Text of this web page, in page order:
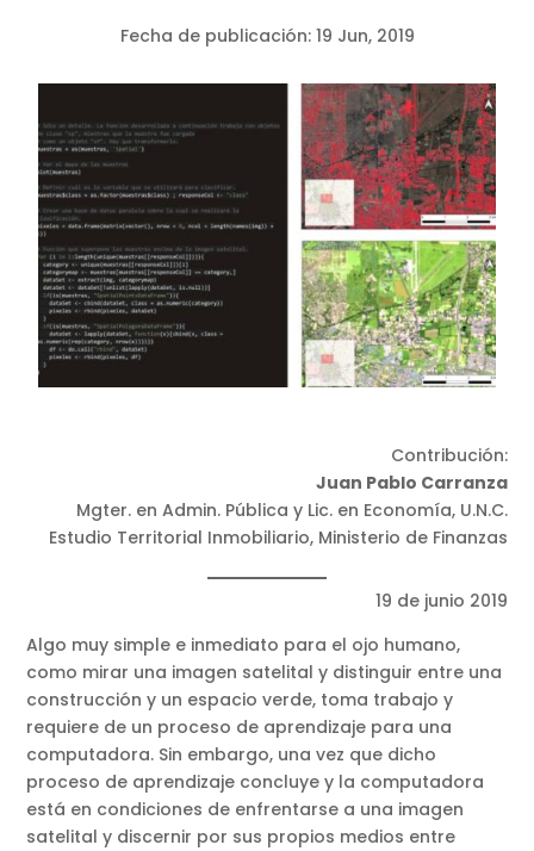
Fecha de publicación: 19 Jun, 2019
Contribución:
Juan Pablo Carranza
Mgter. en Admin. Pública y Lic. en Economía, U.N.C.
Estudio Territorial Inmobiliario, Ministerio de Finanzas
19 de junio 2019
Algo muy simple e inmediato para el ojo humano,
como mirar una imagen satelital y distinguir entre una
construcción y un espacio verde, toma trabajo y
requiere de un proceso de aprendizaje para una
computadora. Sin embargo, una vez que dicho
proceso de aprendizaje concluye y la computadora
está en condiciones de enfrentarse a una imagen
satelital y discernir por sus propios medios entre